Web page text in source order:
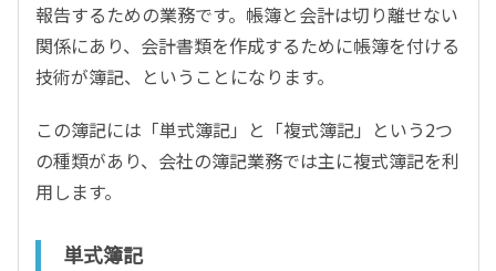
報告するための業務です。帳簿と会計は切り離せない
関係にあり、会計書類を作成するために帳簿を付ける
技術が簿記、ということになります。
この簿記には「単式簿記」と「複式簿記」という2つ
の種類があり、会社の簿記業務では主に複式簿記を利
用します。
単式簿記